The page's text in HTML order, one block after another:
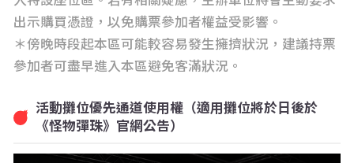
出示購買憑證，以免購票參加者權益受影響。
＊傍晚時段起本區可能較容易發生擁擠狀況，建議持票
參加者可盡早進入本區避免客滿狀況。
活動攤位優先通道使用權（適用攤位將於日後於
《怪物彈珠》官網公告）